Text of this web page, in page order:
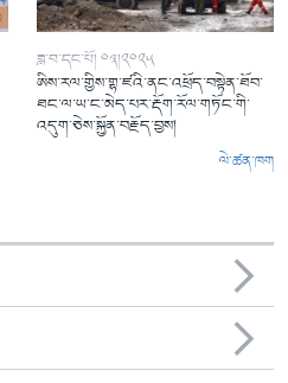
ཟླ་བ་དང་པོ། ༠༣།༢༠༢༥
ཨིས་རལ་གྱིས་གྷ་ཛའི་ནང་འཕྲོད་བསྟེན་ཐོབ་
ཐང་ལ་ཡ་ང་མེད་པར་རྡོག་རོལ་གཏོང་གི་
འདུག་ཅེས་སྐྱོན་བརྗོད་བྱས།
ལེ་ཚན་ཁག